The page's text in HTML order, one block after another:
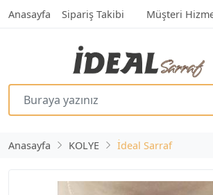
Anasayfa Sipariş Takibi Müşteri
Anasayfa KOLYE İdeal Sarraf